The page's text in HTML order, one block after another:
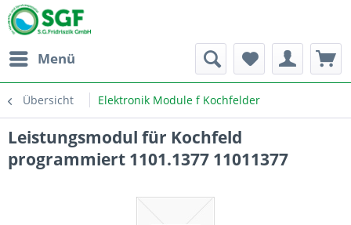
Menü
Übersicht Elektronik Module f Kochfelder
Leistungsmodul für Kochfeld
programmiert 1101.1377 11011377